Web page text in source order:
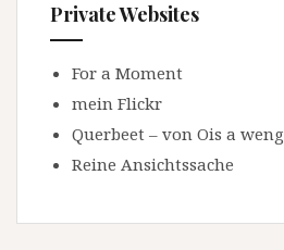
Private Websites
For a Moment
mein Flickr
Querbeet – von Ois a weng
Reine Ansichtssache